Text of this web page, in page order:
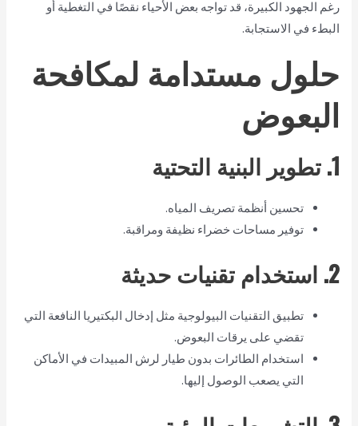
رغم الجهود الكبيرة، قد تواجه بعض الأحياء نقصًا في التغطية أو
البطء في الاستجابة.
حلول مستدامة لمكافحة
البعوض
1. تطوير البنية التحتية
تحسين أنظمة تصريف المياه.
توفير مساحات خضراء نظيفة ومراقبة.
2. استخدام تقنيات حديثة
تطبيق التقنيات البيولوجية مثل إدخال البكتيريا النافعة التي
تقضي على يرقات البعوض.
استخدام الطائرات بدون طيار لرش المبيدات في الأماكن
التي يصعب الوصول إليها.